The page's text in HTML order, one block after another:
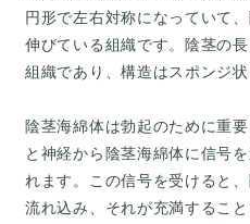
円形で左右対称になっていて
伸びている組織です。陰茎の
組織であり、構造はスポンジ状
陰茎海綿体は勃起のために重
と神経から陰茎海綿体に信号
れます。この信号を受けると
流れ込み、それが充満するこ